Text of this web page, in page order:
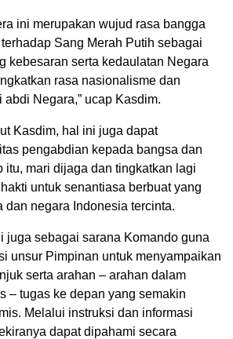
ini merupakan wujud rasa bangga
Sang Merah Putih sebagai
kebesaran serta kedaulatan Negara
rasa nasionalisme dan
Negara,” ucap Kasdim.
Kasdim, hal ini juga dapat
pengabdian kepada bangsa dan
itu, mari dijaga dan tingkatkan lagi
untuk senantiasa berbuat yang
dan negara Indonesia tercinta.
juga sebagai sarana Komando guna
unsur Pimpinan untuk menyampaikan
serta arahan – arahan dalam
– tugas ke depan yang semakin
Melalui instruksi dan informasi
dapat dipahami secara